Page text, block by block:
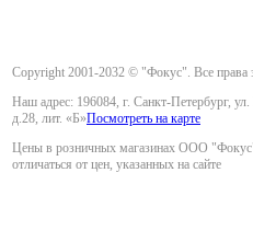
Copyright 2001-2032 © "Фокус". Все права
Наш адрес: 196084, г. Санкт-Петербург,
д.28, лит. «Б»Посмотреть на карте
Цены в розничных магазинах ООО
отличаться от цен, указанных на сайте